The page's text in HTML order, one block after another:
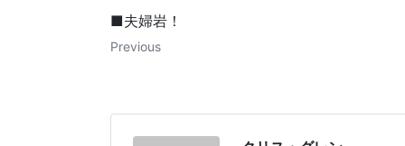
■夫婦岩！
Previous